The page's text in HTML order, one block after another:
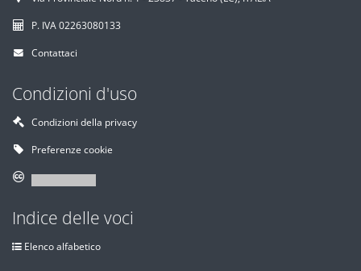
P. IVA 02263080133
Contattaci
Condizioni d'uso
Condizioni della privacy
Preferenze cookie
Indice delle voci
Elenco alfabetico